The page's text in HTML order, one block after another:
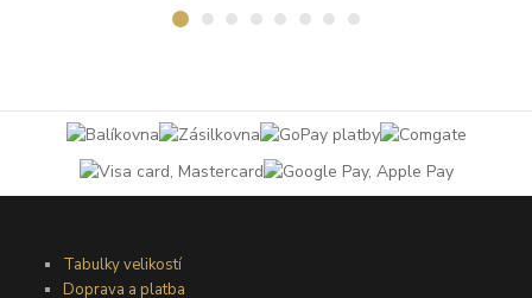
Tabulky velikostí
Doprava a platba